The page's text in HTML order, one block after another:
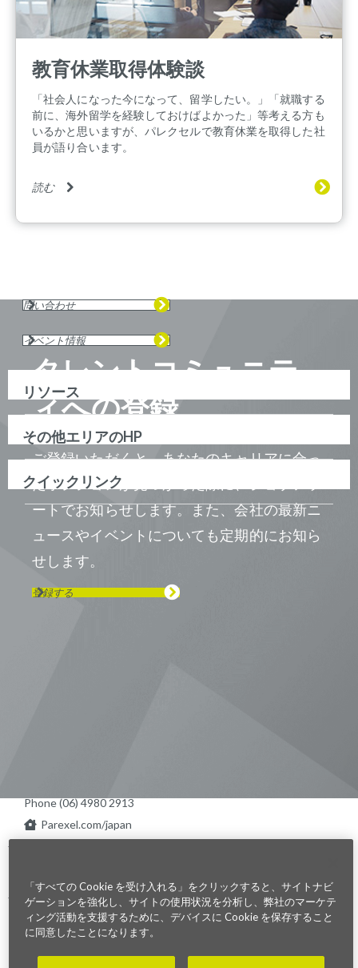
教育休業取得体験談
「社会人になった今になって、留学したい。」「就職する
前に、海外留学を経験しておけばよかった」等考える方も
いるかと思いますが、パレクセルで教育休業を取得した社
員が語り合います。
読む
タレントコミュニテ
ィへの登録
ご登録いただくと、あなたのキャリアに合っ
たポジションが見つかった際に、ジョブアラ
ートでお知らせします。また、会社の最新ニ
ュースやイベントについても定期的にお知ら
せします。
登録する
問い合わせ
イベント情報
リソース
その他エリアのHP
クイックリンク
Phone (06) 4980 2913
Parexel.com/japan
Fraud Alert
「すべての Cookie を受け入れる」をクリックすると、サイトナビ
ゲーションを強化し、サイトの使用状況を分析し、弊社のマーケテ
ィング活動を支援するために、デバイスに Cookie を保存すること
に同意したことになります。